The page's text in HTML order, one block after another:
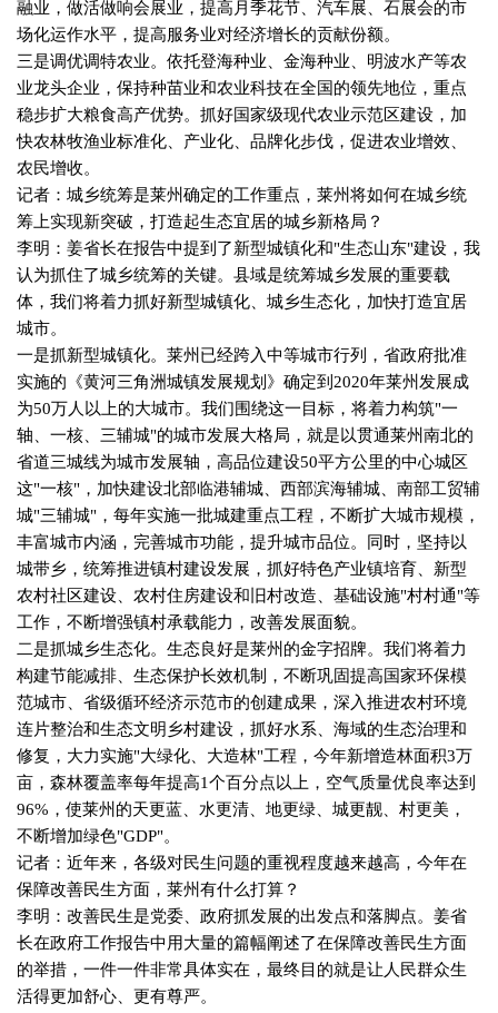
融业，做活做响会展业，提高月季花节、汽车展、石展会的市
场化运作水平，提高服务业对经济增长的贡献份额。
三是调优调特农业。依托登海种业、金海种业、明波水产等农
业龙头企业，保持种苗业和农业科技在全国的领先地位，重点
稳步扩大粮食高产优势。抓好国家级现代农业示范区建设，加
快农林牧渔业标准化、产业化、品牌化步伐，促进农业增效、
农民增收。
记者：城乡统筹是莱州确定的工作重点，莱州将如何在城乡统
筹上实现新突破，打造起生态宜居的城乡新格局？
李明：姜省长在报告中提到了新型城镇化和"生态山东"建设，我
认为抓住了城乡统筹的关键。县域是统筹城乡发展的重要载
体，我们将着力抓好新型城镇化、城乡生态化，加快打造宜居
城市。
一是抓新型城镇化。莱州已经跨入中等城市行列，省政府批准
实施的《黄河三角洲城镇发展规划》确定到 2020年莱州发展成
为50万人以上的大城市。我们围绕这一目标，将着力构筑"一
轴、一核、三辅城"的城市发展大格局，就是以贯通莱州南北的
省道三城线为城市发展轴，高品位建设50平方公里的中心城区
这"一核" ，加快建设北部临港辅城、西部滨海辅城、南部工贸辅
城"三辅城" ，每年实施一批城建重点工程，不断扩大城市规模，
丰富城市内涵，完善城市功能，提升城市品位。同时，坚持以
城带乡，统筹推进镇村建设发展，抓好特色产业镇培育、新型
农村社区建设、农村住房建设和旧村改造、基础设施"村村通"等
工作，不断增强镇村承载能力，改善发展面貌。
二是抓城乡生态化。生态良好是莱州的金字招牌。我们将着力
构建节能减排、生态保护长效机制，不断巩固提高国家环保模
范城市、省级循环经济示范市的创建成果，深入推进农村环境
连片整治和生态文明乡村建设，抓好水系、海域的生态治理和
修复，大力实施"大绿化、大造林"工程，今年新增造林面积3万
亩，森林覆盖率每年提高1个百分点以上，空气质量优良率达到
96% ，使莱州的天更蓝、水更清、地更绿、城更靓、村更美，
不断增加绿色"GDP"。
记者：近年来，各级对民生问题的重视程度越来越高，今年在
保障改善民生方面，莱州有什么打算？
李明：改善民生是党委、政府抓发展的出发点和落脚点。姜省
长在政府工作报告中用大量的篇幅阐述了在保障改善民生方面
的举措，一件一件非常具体实在，最终目的就是让人民群众生
活得更加舒心、更有尊严。